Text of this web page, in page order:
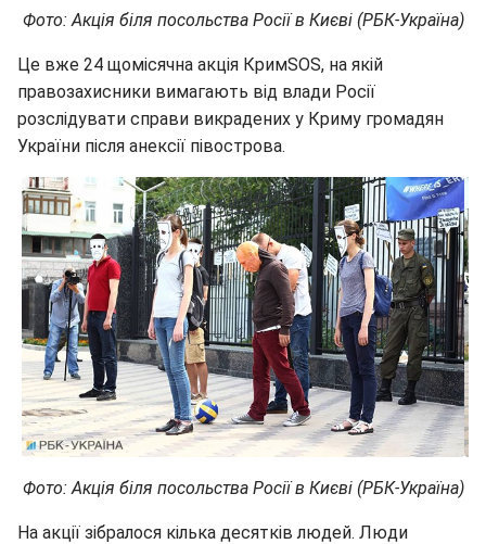
Фото: Акція біля посольства Росії в Києві (РБК-Україна)
Це вже 24 щомісячна акція КримЅОЅ, на якій
правозахисники вимагають від влади Росії
розслідувати справи викрадених у Криму громадян
України після анексії півострова.
Фото: Акція біля посольства Росії в Києві (РБК-Україна)
На акції зібралося кілька десятків людей. Люди